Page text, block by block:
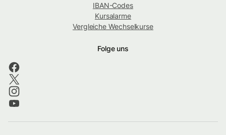
IBAN-Codes
Kursalarme
Vergleiche Wechselkurse
Folge uns